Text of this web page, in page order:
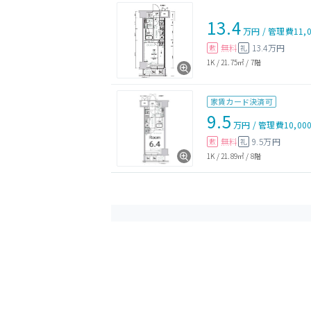
13.4万円 /管理費
敷 無料 礼 13.4万円
1K / 21.75㎡ / 7階
家賃カード決済可
9.5 万円 /管理費
敷 無料 礼 9.5万円
1K /21.89㎡ / 8階